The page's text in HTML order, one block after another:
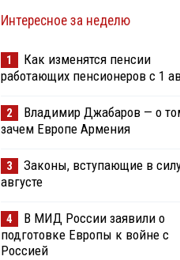
Интересное за неделю
1
Как изменятся пенсии
работающих пенсионеров с 1
2
Владимир Джабаров — о
зачем Европе Армения
3
Законы, вступающие в
августе
4
В МИД России заявили о
подготовке Европы к войне с
Россией